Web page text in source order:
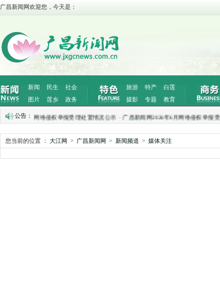
广昌新闻网欢迎您，今天是：
新闻 民生
社会
图片
莲乡 政务
旅游 特产
白莲
摄影
专题 教育
公告：
年7月网络侵权举报受理处置情况公示·广昌新闻网2026年6月网络侵权举报受
您当前的位置 ： 大江网 > 广昌新闻网 > 新闻频道 > 媒体关注